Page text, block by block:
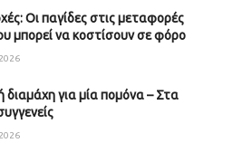
Οι παγίδες στις μεταφορές
μπορεί να κοστίσουν σε φόρο
διαμάχη για μία πομόνα – Στα